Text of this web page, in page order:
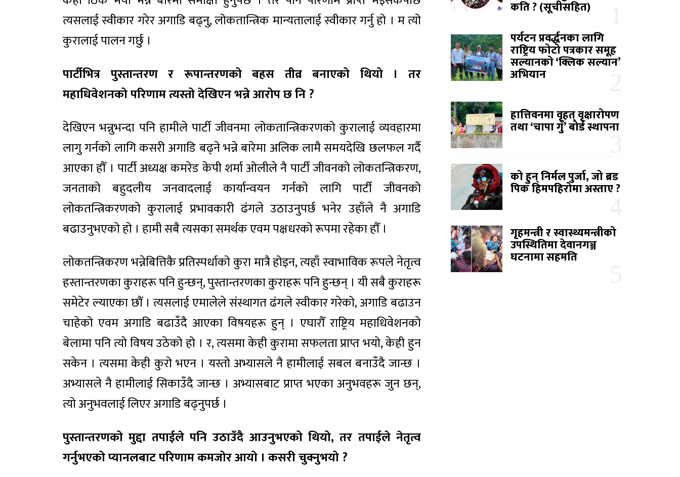
त्यसलाई स्वीकार गरेर अगाडि बढ्नु, लोकतान्त्रिक मान्यतालाई स्वीकार गर्नु हो । म त्यो
कुरालाई पालन गर्छु ।
पार्टीभित्र पुस्तान्तरण र रूपान्तरणको बहस तीव्र बनाएको थियो । तर
महाधिवेशनको परिणाम त्यस्तो देखिएन भन्ने आरोप छ नि ?
देखिएन भन्नुभन्दा पनि हामीले पार्टी जीवनमा लोकतान्त्रिकरणको कुरालाई व्यवहारमा
लागु गर्नको लागि कसरी अगाडि बढ्ने भन्ने बारेमा अलिक लामै समयदेखि छलफल गर्दै
आएका हौँ । पार्टी अध्यक्ष कमरेड केपी शर्मा ओलीले नै पार्टी जीवनको लोकतन्त्रिकरण,
जनताको बहुदलीय जनवादलाई कार्यान्वयन गर्नको लागि पार्टी जीवनको
लोकतन्त्रिकरणको कुरालाई प्रभावकारी ढंगले उठाउनुपर्छ भनेर उहाँले नै अगाडि
बढाउनुभएको हो । हामी सबै त्यसका समर्थक एवम पक्षधरको रूपमा रहेका हौँ ।
लोकतन्त्रिकरण भन्नेबित्तिकै प्रतिस्पर्धाको कुरा मात्रै होइन, त्यहाँ स्वाभाविक रूपले नेतृत्व
हस्तान्तरणका कुराहरू पनि हुन्छन्, पुस्तान्तरणका कुराहरू पनि हुन्छन् । यी सबै कुराहरू
समेटेर ल्याएका छौं । त्यसलाई एमालेले संस्थागत ढंगले स्वीकार गरेको, अगाडि बढाउन
चाहेको एवम अगाडि बढाउँदै आएका विषयहरू हुन् । एघारौँ राष्ट्रिय महाधिवेशनको
बेलामा पनि त्यो विषय उठेको हो । र, त्यसमा केही कुरामा सफलता प्राप्त भयो, केही हुन
सकेन । त्यसमा केही कुरो भएन । यस्तो अभ्यासले नै हामीलाई सबल बनाउँदै जान्छ ।
अभ्यासले नै हामीलाई सिकाउँदै जान्छ । अभ्यासबाट प्राप्त भएका अनुभवहरू जुन छन्,
त्यो अनुभवलाई लिएर अगाडि बढ्नुपर्छ ।
पुस्तान्तरणको मुद्दा तपाईले पनि उठाउँदै आउनुभएको थियो, तर तपाईले नेतृत्व
गर्नुभएको प्यानलबाट परिणाम कमजोर आयो । कसरी चुक्नुभयो ?
कति ? (सूचीसहित)
पर्यटन प्रवर्द्धनका लागि
राष्ट्रिय फोटो पत्रकार समूह
सल्यानको ‘क्लिक सल्यान’
अभियान
हात्तिवनमा वृहत् वृक्षारोपण
तथा ‘चापा गुँ’ बोर्ड स्थापना
को हुन् निर्मल पुर्जा, जो ब्रड
पिक हिमपहिरोमा अस्ताए ?
गृहमन्त्री र स्वास्थ्यमन्त्रीको
उपस्थितिमा देवानगञ्ज
घटनामा सहमति